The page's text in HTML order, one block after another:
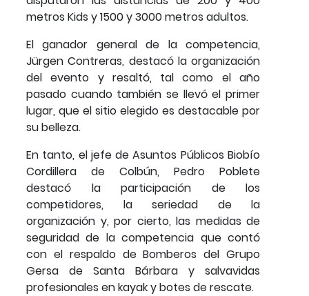
metros Kids y 1500 y 3000 metros adultos.
El ganador general de la competencia,
Jürgen Contreras, destacó la organización
del evento y resaltó, tal como el año
pasado cuando también se llevó el primer
lugar, que el sitio elegido es destacable por
su belleza.
En tanto, el jefe de Asuntos Públicos Biobío
Cordillera de Colbún, Pedro Poblete
destacó la participación de los
competidores, la seriedad de la
organización y, por cierto, las medidas de
seguridad de la competencia que contó
con el respaldo de Bomberos del Grupo
Gersa de Santa Bárbara y salvavidas
profesionales en kayak y botes de rescate.